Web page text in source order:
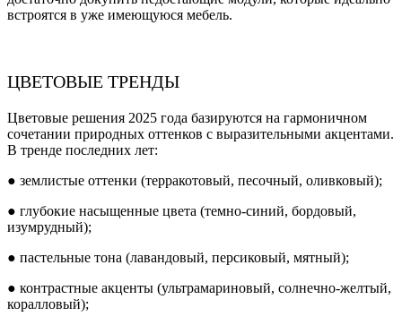
встроятся в уже имеющуюся мебель.
ЦВЕТОВЫЕ ТРЕНДЫ
Цветовые решения 2025 года базируются на гармоничном
сочетании природных оттенков с выразительными акцентами.
В тренде последних лет:
● землистые оттенки (терракотовый, песочный, оливковый);
● глубокие насыщенные цвета (темно-синий, бордовый,
изумрудный);
● пастельные тона (лавандовый, персиковый, мятный);
● контрастные акценты (ультрамариновый, солнечно-желтый,
коралловый);